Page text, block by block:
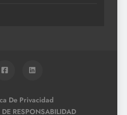
De Privacidad
RESPONSABILIDAD